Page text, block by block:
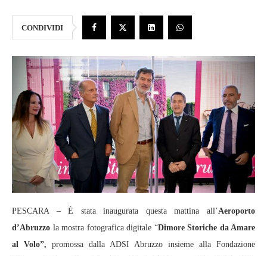
CONDIVIDI
PESCARA – È stata inaugurata questa mattina all’Aeroporto
d’Abruzzo la mostra fotografica digitale “Dimore Storiche da Amare
al Volo”, promossa dalla ADSI Abruzzo insieme alla Fondazione